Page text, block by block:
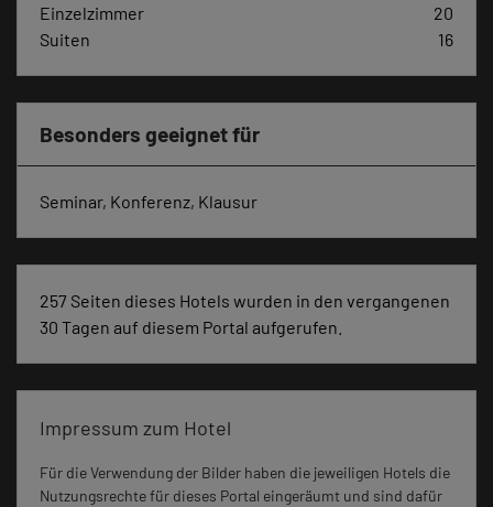
Einzelzimmer
20
Suiten
16
Besonders geeignet für
Seminar, Konferenz, Klausur
257 Seiten dieses Hotels wurden in den vergangenen
30 Tagen auf diesem Portal aufgerufen.
Impressum zum Hotel
Für die Verwendung der Bilder haben die jeweiligen Hotels die
Nutzungsrechte für dieses Portal eingeräumt und sind dafür